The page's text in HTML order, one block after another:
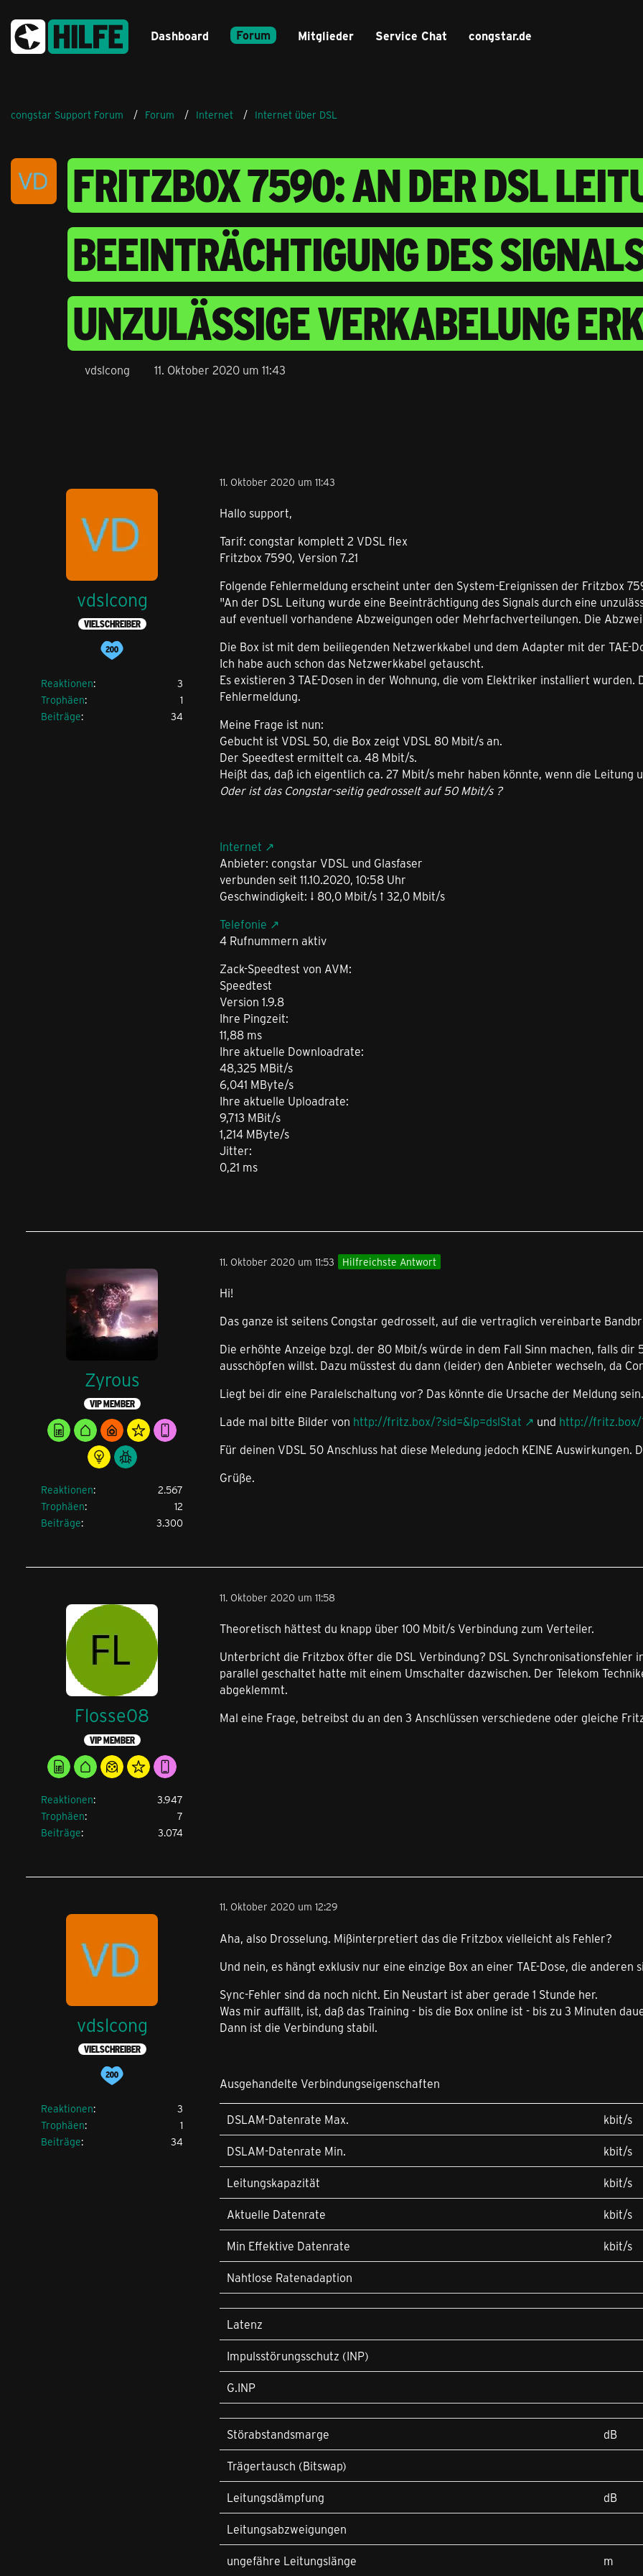
Dashboard Forum Mitglieder Service Chat congstar.de
congstar Support Forum Forum Internet Internet über DSL
FRITZBOX 7590: AN DER DSL
BEEINTRÄCHTIGUNG DES
UNZULÄSSIGE VERKABELUNG
vdslcong 11. Oktober 2020 um 11:43
vdslcong
VIELSCHREIBER
Reaktionen
3
Trophäen
1
Beiträge
34
11. Oktober 2020 um 11:43
Hallo support,
Tarif: congstar komplett 2 VDSL flex
Fritzbox 7590, Version 7.21
Folgende Fehlermeldung erscheint unter den System-Ereignissen der Fritzbox
"An der DSL Leitung wurde eine Beeinträchtigung des Signals durch eine
auf eventuell vorhandene Abzweigungen oder Mehrfachverteilungen. Die
Die Box ist mit dem beiliegenden Netzwerkkabel und dem Adapter mit der TAE-
Ich habe auch schon das Netzwerkkabel getauscht.
Es existieren 3 TAE-Dosen in der Wohnung, die vom Elektriker installiert
Fehlermeldung.
Meine Frage ist nun:
Gebucht ist VDSL 50, die Box zeigt VDSL 80 Mbit/s an.
Der Speedtest ermittelt ca. 48 Mbit/s.
Heißt das, daß ich eigentlich ca. 27 Mbit/s mehr haben könnte, wenn die Leitung
Oder ist das Congstar-seitig gedrosselt auf 50 Mbit/s ?
Internet
Anbieter: congstar VDSL und Glasfaser
verbunden seit 11.10.2020, 10:58 Uhr
Geschwindigkeit: ↓ 80,0 Mbit/s ↑ 32,0 Mbit/s
Telefonie
4 Rufnummern aktiv
Zack-Speedtest von AVM:
Speedtest
Version 1.9.8
Ihre Pingzeit:
11,88 ms
Ihre aktuelle Downloadrate:
48,325 MBit/s
6,041 MByte/s
Ihre aktuelle Uploadrate:
9,713 MBit/s
1,214 MByte/s
Jitter:
0,21 ms
Zyrous
VIP MEMBER
Reaktionen
2.567
Trophäen
12
Beiträge
3.300
11. Oktober 2020 um 11:53 Hilfreichste Antwort
Hi!
Das ganze ist seitens Congstar gedrosselt, auf die vertraglich vereinbarte
Die erhöhte Anzeige bzgl. der 80 Mbit/s würde in dem Fall Sinn machen, falls
ausschöpfen willst. Dazu müsstest du dann (leider) den Anbieter wechseln, da
Liegt bei dir eine Paralelschaltung vor? Das könnte die Ursache der Meldung sein.
Lade mal bitte Bilder von http://fritz.box/?sid=&lp=dslStat und http://fritz.box/
Für deinen VDSL 50 Anschluss hat diese Meledung jedoch KEINE
Grüße.
Flosse08
VIP MEMBER
Reaktionen
3.947
Trophäen
7
Beiträge
3.074
11. Oktober 2020 um 11:58
Theoretisch hättest du knapp über 100 Mbit/s Verbindung zum Verteiler.
Unterbricht die Fritzbox öfter die DSL Verbindung? DSL Synchronisationsfehler
parallel geschaltet hatte mit einem Umschalter dazwischen. Der Telekom
abgeklemmt.
Mal eine Frage, betreibst du an den 3 Anschlüssen verschiedene oder gleiche
vdslcong
VIELSCHREIBER
Reaktionen
3
Trophäen
1
Beiträge
34
11. Oktober 2020 um 12:29
Aha, also Drosselung. Mißinterpretiert das die Fritzbox vielleicht als Fehler?
Und nein, es hängt exklusiv nur eine einzige Box an einer TAE-Dose, die anderen
Sync-Fehler sind da noch nicht. Ein Neustart ist aber gerade 1 Stunde her.
Was mir auffällt, ist, daß das Training - bis die Box online ist - bis zu 3 Minuten
Dann ist die Verbindung stabil.
Ausgehandelte Verbindungseigenschaften
DSLAM-Datenrate Max. kbit/s
DSLAM-Datenrate Min. kbit/s
Leitungskapazität kbit/s
Aktuelle Datenrate kbit/s
Min Effektive Datenrate kbit/s
Nahtlose Ratenadaption
Latenz
Impulsstörungsschutz (INP)
G.INP
Störabstandsmarge dB
Trägertausch (Bitswap)
Leitungsdämpfung dB
Leitungsabzweigungen
ungefähre Leitungslänge m